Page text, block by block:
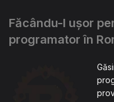
Făcându-l ușor
programator în